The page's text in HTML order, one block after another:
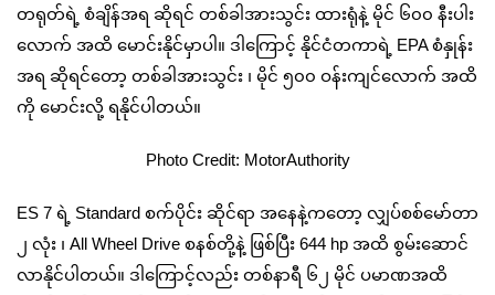
တရုတ်ရဲ့ စံချိန်အရ ဆိုရင် တစ်ခါအားသွင်း ထားရုံနဲ့ မိုင် ၆၀၀ နီးပါး
လောက် အထိ မောင်းနိုင်မှာပါ။ ဒါကြောင့် နိုင်ငံတကာရဲ့ EPA စံနှုန်း
အရ ဆိုရင်တော့ တစ်ခါအားသွင်း ၊ မိုင် ၅၀၀ ဝန်းကျင်လောက် အထိ
ကို မောင်းလို့ ရနိုင်ပါတယ်။
Photo Credit: MotorAuthority
ES 7 ရဲ့ Standard စက်ပိုင်း ဆိုင်ရာ အနေနဲ့ကတော့ လျှပ်စစ်မော်တာ
၂ လုံး ၊ All Wheel Drive စနစ်တို့နဲ့ ဖြစ်ပြီး 644 hp အထိ စွမ်းဆောင်
လာနိုင်ပါတယ်။ ဒါကြောင့်လည်း တစ်နာရီ ၆၂ မိုင် ပမာဏအထိ